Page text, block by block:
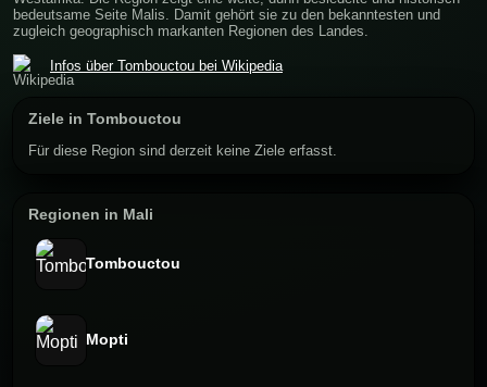
bedeutsame Seite Malis. Damit gehört sie zu den bekanntesten und
zugleich geographisch markanten Regionen des Landes.
Infos über Tombouctou bei Wikipedia
Ziele in Tombouctou
Für diese Region sind derzeit keine Ziele erfasst.
Regionen in Mali
Tombouctou
Mopti